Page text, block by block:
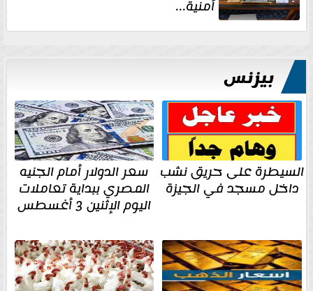
أمنية...
بيزنس
السيطرة على حريق نشب
داخل مسجد في الجيزة
سعر الدولار أمام الجنيه
المصري ببداية تعاملات
اليوم الإثنين 3 أغسطس